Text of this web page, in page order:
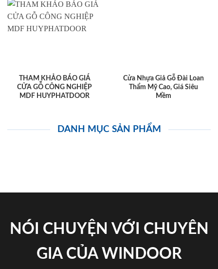
THAM KHẢO BÁO GIÁ
CỬA GỖ CÔNG NGHIỆP
MDF HUYPHATDOOR
Cửa Nhựa Giả Gỗ Đài Loan
Thẩm Mỹ Cao, Giá Siêu
Mềm
DANH MỤC SẢN PHẨM
NÓI CHUYỆN VỚI CHUYÊN
GIA CỦA WINDOOR